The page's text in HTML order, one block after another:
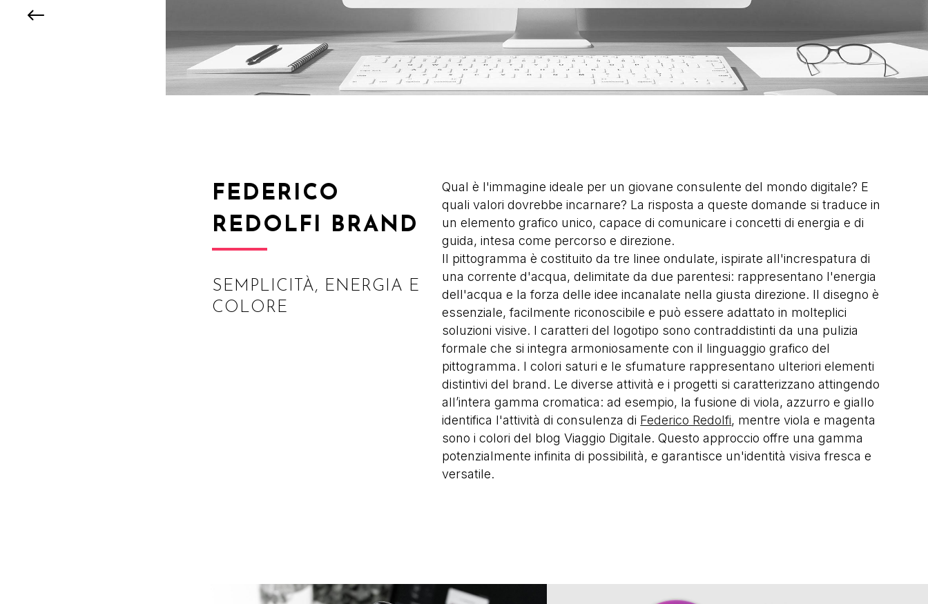
FEDERICO
REDOLFI BRAND
SEMPLICITÀ, ENERGIA E
COLORE
Qual è l'immagine ideale per un giovane consulente del mondo digitale? E
quali valori dovrebbe incarnare? La risposta a queste domande si traduce in
un elemento grafico unico, capace di comunicare i concetti di energia e di
guida, intesa come percorso e direzione.
Il pittogramma è costituito da tre linee ondulate, ispirate all'increspatura di
una corrente d'acqua, delimitate da due parentesi: rappresentano l'energia
dell'acqua e la forza delle idee incanalate nella giusta direzione. Il disegno è
essenziale, facilmente riconoscibile e può essere adattato in molteplici
soluzioni visive. I caratteri del logotipo sono contraddistinti da una pulizia
formale che si integra armoniosamente con il linguaggio grafico del
pittogramma. I colori saturi e le sfumature rappresentano ulteriori elementi
distintivi del brand. Le diverse attività e i progetti si caratterizzano attingendo
all’intera gamma cromatica: ad esempio, la fusione di viola, azzurro e giallo
identifica l'attività di consulenza di Federico Redolfi, mentre viola e magenta
sono i colori del blog Viaggio Digitale. Questo approccio offre una gamma
potenzialmente infinita di possibilità, e garantisce un'identità visiva fresca e
versatile.